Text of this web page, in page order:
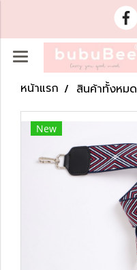
หน้าแรก สินค้าทั้งหมด
New